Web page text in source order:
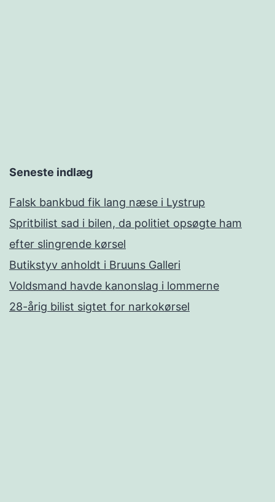
Seneste indlæg
Falsk bankbud fik lang næse i Lystrup
Spritbilist sad i bilen, da politiet opsøgte ham
efter slingrende kørsel
Butikstyv anholdt i Bruuns Galleri
Voldsmand havde kanonslag i lommerne
28-årig bilist sigtet for narkokørsel